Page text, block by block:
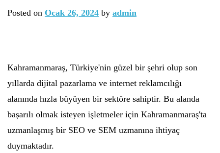
Posted on Ocak 26, 2024 by admin
Kahramanmaraş, Türkiye'nin güzel bir şehri olup son
yıllarda dijital pazarlama ve internet reklamcılığı
alanında hızla büyüyen bir sektöre sahiptir. Bu alanda
başarılı olmak isteyen işletmeler için Kahramanmaraş'ta
uzmanlaşmış bir SEO ve SEM uzmanına ihtiyaç
duymaktadır.